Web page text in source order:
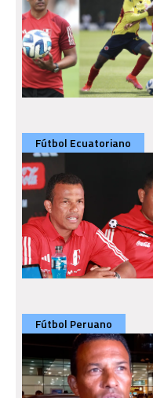
Fútbol Ecuatoriano
Fútbol Peruano